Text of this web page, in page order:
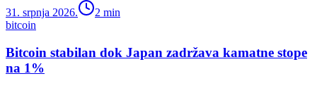
31. srpnja 2026.
2 min
bitcoin
Bitcoin stabilan dok Japan zadržava kamatne stope
na 1%